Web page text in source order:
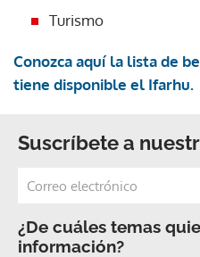
Turismo
Conozca aquí la lista de
tiene disponible el Ifarhu.
Suscríbete a
¿De cuáles temas
información?